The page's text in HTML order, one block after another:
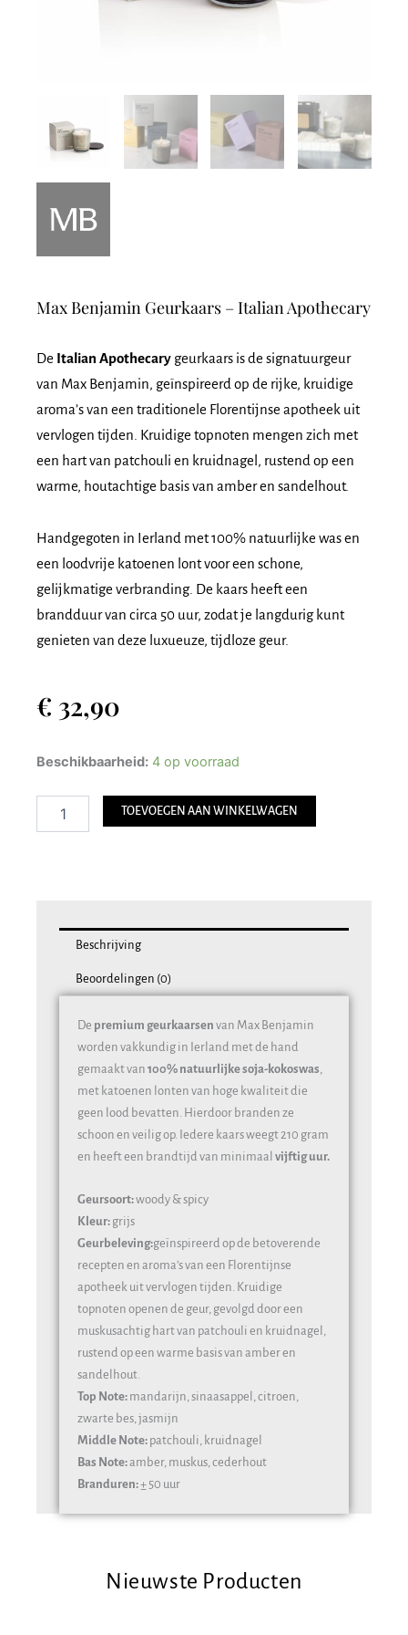
Max Benjamin Geurkaars – Italian Apothecary
De Italian Apothecary geurkaars is de signatuurgeur
van Max Benjamin, geïnspireerd op de rijke, kruidige
aroma’s van een traditionele Florentijnse apotheek uit
vervlogen tijden. Kruidige topnoten mengen zich met
een hart van patchouli en kruidnagel, rustend op een
warme, houtachtige basis van amber en sandelhout.
Handgegoten in Ierland met 100% natuurlijke was en
een loodvrije katoenen lont voor een schone,
gelijkmatige verbranding. De kaars heeft een
brandduur van circa 50 uur, zodat je langdurig kunt
genieten van deze luxueuze, tijdloze geur.
€ 32,90
Beschikbaarheid: 4 op voorraad
Max
Geurkaars
Italian
TOEVOEGEN AAN WINKELWAGEN
Beschrijving
Beoordelingen (0)
De premium geurkaarsen van Max Benjamin
worden vakkundig in Ierland met de hand
gemaakt van 100% natuurlijkesoja-kokoswas
met katoenen lonten van hoge kwaliteit die
geen lood bevatten. Hierdoor branden ze
schoon en veilig op. Iedere kaars weegt 210 gram
en heeft een brandtijd van minimaal vijftig uur.
Geursoort:woody & spicy
Kleur: grijs
Geurbeleving:geïnspireerd op de betoverende
recepten en aroma’s van een Florentijnse
apotheek uit vervlogen tijden. Kruidige
topnoten openen de geur, gevolgd door een
muskusachtig hart van patchouli en kruidnagel,
rustend op een warme basis van amber en
sandelhout.
Top Note: mandarijn, sinaasappel, citroen,
zwarte bes, jasmijn
Middle Note: patchouli, kruidnagel
Bas Note:amber, muskus, cederhout
Branduren:± 50 uur
Nieuwste Producten